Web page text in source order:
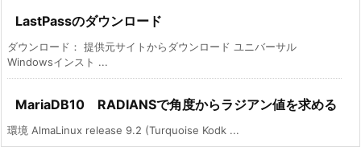
LastPassのダウンロード
ダウンロード： 提供元サイトからダウンロード ユニバーサル
Windowsインスト ...
MariaDB10 RADIANSで角度からラジアン値を求める
環境 AlmaLinux release 9.2 (Turquoise Kodk ...